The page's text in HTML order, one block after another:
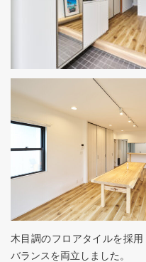
木目調のフロアタイルを採
バランスを両立しました。